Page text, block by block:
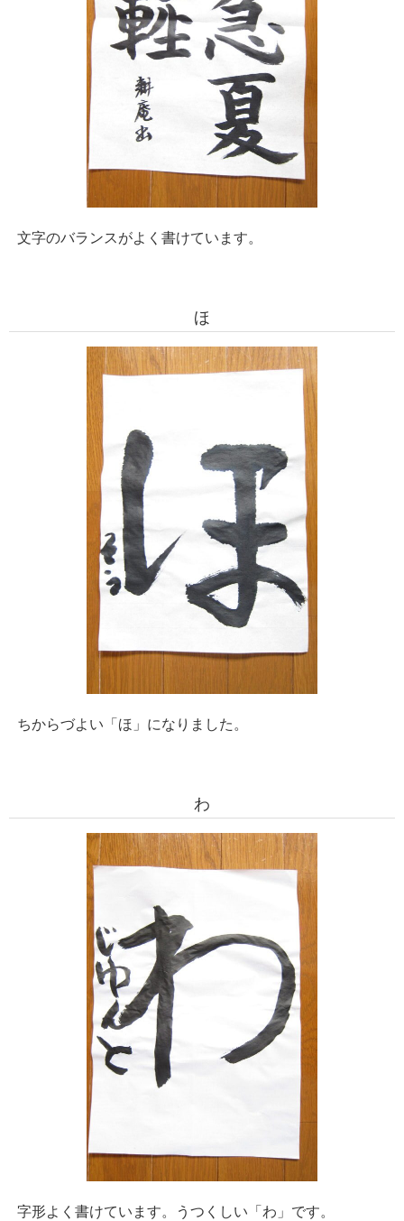
文字のバランスがよく書けています。
ほ
ちからづよい「ほ」になりました。
わ
字形よく書けています。うつくしい「わ」です。